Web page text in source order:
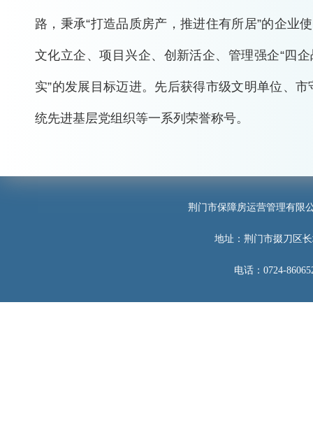
路，秉承“打造品质房产，推进住有所居”的企业
文化立企、项目兴企、创新活企、管理强企“四
实”的发展目标迈进。先后获得市级文明单位、
统先进基层党组织等一系列荣誉称号。
荆门市保障房运营管理有限
地址：荆门市掇刀区
电话：0724-